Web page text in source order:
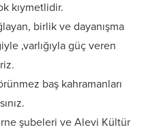
kıymetlidir.
birlik ve dayanışma
,varlığıyla güç veren
baş kahramanları
şubeleri ve Alevi Kültür